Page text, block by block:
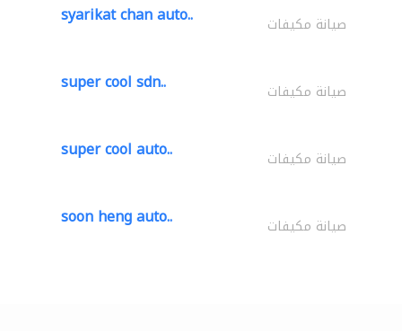
syarikat chan auto.. صيانة مكيفات
super cool sdn.. صيانة مكيفات
super cool auto.. صيانة مكيفات
soon heng auto.. صيانة مكيفات